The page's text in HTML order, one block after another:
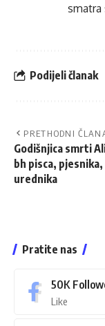
smatra
Podijeli članak
PRETHODNI
Godišnjica smrti
bh pisca,
urednika
Pratite nas
50K
Like